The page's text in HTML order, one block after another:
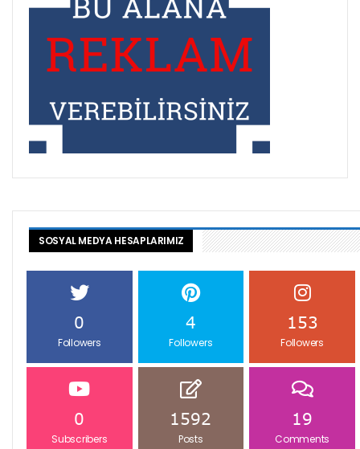
SOSYAL MEDYA HESAPLARIMIZ
0
Followers
4
Followers
153
Followers
0
Subscribers
1592
Posts
19
Comments